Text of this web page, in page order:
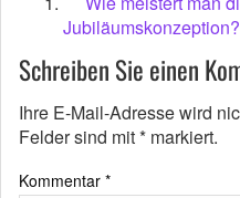
Schreiben Sie einen
Ihre E-Mail-Adresse wird
Felder sind mit* markiert.
Kommentar *